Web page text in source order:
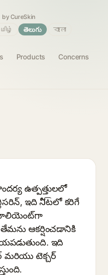
by CureSkin
Products
Concerns
తెలుగు
বাংলা
ఉత్పత్తులలో
ఇది నీటিలో కరిగే
ఆకర్షించడానికి
ఇది
మరియు టెక్చర్